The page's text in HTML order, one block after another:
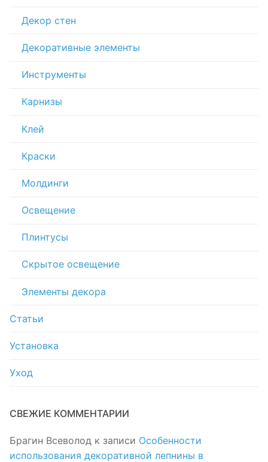
Декор стен
Декоративные элементы
Инструменты
Карнизы
Клей
Краски
Молдинги
Освещение
Плинтусы
Скрытое освещение
Элементы декора
Статьи
Установка
Уход
СВЕЖИЕ КОММЕНТАРИИ
Брагин Всеволод к записи Особенности
использования декоративной лепнины в